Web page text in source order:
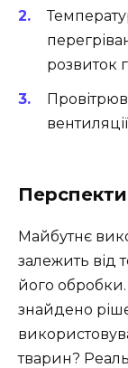
розвиток
Майбутнє
залежить від
його
знайдено
тварин?